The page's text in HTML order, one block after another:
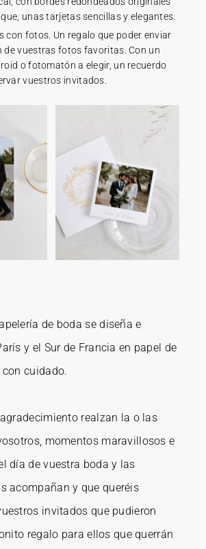
unas tarjetas sencillas y elegantes.
con fotos. Un regalo que poder enviar
de vuestras fotos favoritas. Con un
o fotomatón a elegir, un recuerdo
vuestros invitados.
de boda se diseña e
y el Sur de Francia en papel de
cuidado.
realzan la o las
momentos maravillosos e
día de vuestra boda y las
acompañan y que queréis
invitados que pudieron
regalo para ellos que querrán